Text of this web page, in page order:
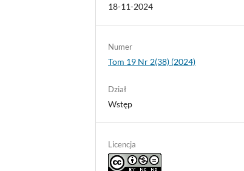
18-11-2024
Numer
Tom 19 Nr 2(38) (2024)
Dział
Wstęp
Licencja